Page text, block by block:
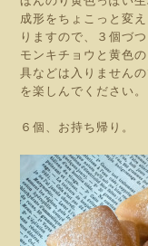
成形をちょこっと変
りますので、３個づ
モンキチョウと黄色
具などは入りません
を楽しんでください。
６個、お持ち帰り。